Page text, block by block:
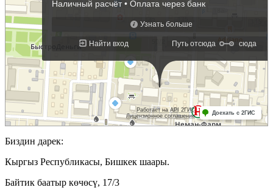
Биздин дарек:
Кыргыз Республикасы, Бишкек шаары.
Байтик баатыр көчөсү, 17/3